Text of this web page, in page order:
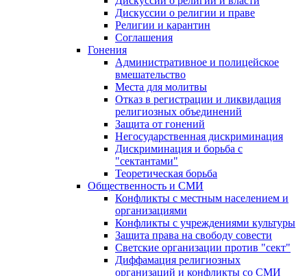
Дискуссии о религии и праве
Религии и карантин
Соглашения
Гонения
Административное и полицейское
вмешательство
Места для молитвы
Отказ в регистрации и ликвидация
религиозных объединений
Защита от гонений
Негосударственная дискриминация
Дискриминация и борьба с
"сектантами"
Теоретическая борьба
Общественность и СМИ
Конфликты с местным населением и
организациями
Конфликты с учреждениями культуры
Защита права на свободу совести
Светские организации против "сект"
Диффамация религиозных
организаций и конфликты со СМИ